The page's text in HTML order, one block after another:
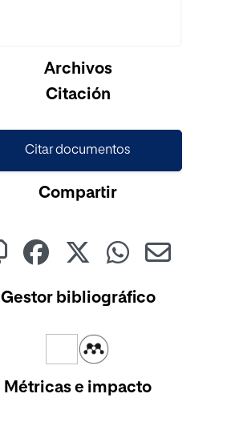
Archivos
Citación
Citar documentos
Compartir
Gestor bibliográfico
Métricas e impacto